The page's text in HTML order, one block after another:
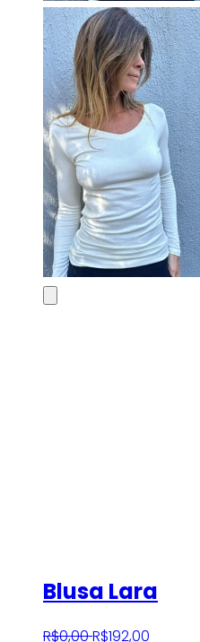
Blusa Lara
R$0,00R$192,00